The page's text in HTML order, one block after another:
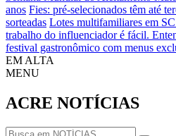
anos Fies: pré-selecionados têm até
sorteadas Lotes multifamiliares em
trabalho do influenciador é fácil.
festival gastronômico com menus
EM ALTA
MENU
ACRE NOTÍCIAS